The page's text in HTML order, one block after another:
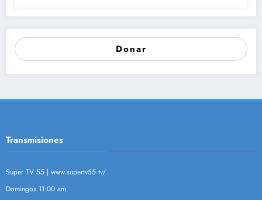
Donar
Transmisiones
Super TV 55 | www.supertv55.tv/
Domingos 11:00 am.